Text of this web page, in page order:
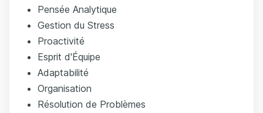
Pensée Analytique
Gestion du Stress
Proactivité
Esprit d'Équipe
Adaptabilité
Organisation
Résolution de Problèmes